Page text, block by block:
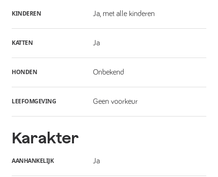
KINDEREN Ja, met alle kinderen
KATTEN Ja
HONDEN Onbekend
LEEFOMGEVING Geen voorkeur
Karakter
AANHANKELIJK Ja